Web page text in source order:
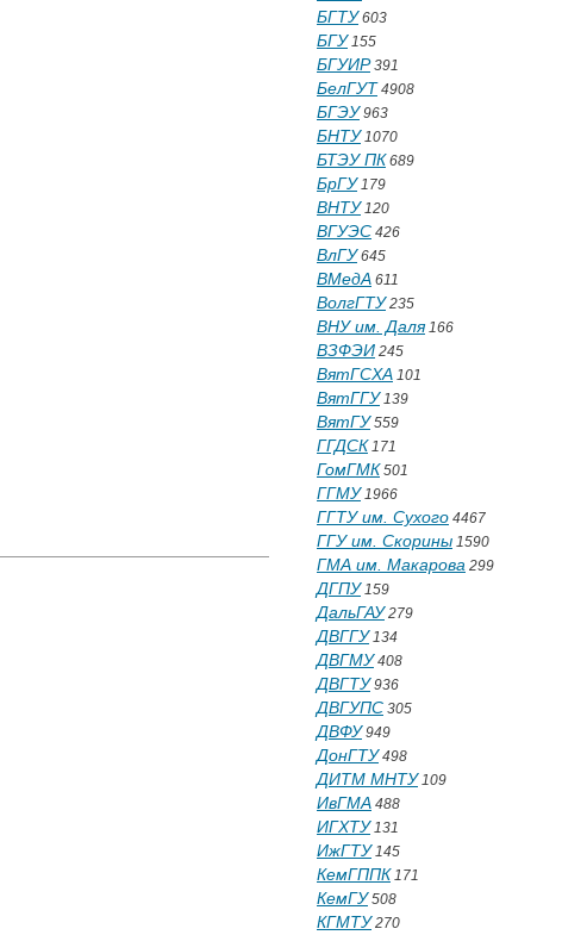
БГТУ603
БГУ155
БГУИР391
БелГУТ 4908
БГЭУ963
БНТУ1070
БТЭУ ПК 689
БрГУ179
ВНТУ120
ВГУЭС 426
ВлГУ645
ВМедА 611
ВолгГТУ235
ВНУ им. Даля166
ВЗФЭИ 245
ВятГСХА 101
ВятГГУ139
ВятГУ559
ГГДСК 171
ГомГМК 501
ГГМУ1966
ГГТУ им. Сухого 4467
ГГУ им. Скорины 1590
ГМА им. Макарова 299
ДГПУ159
ДальГАУ279
ДВГГУ134
ДВГМУ408
ДВГТУ936
ДВГУПС 305
ДВФУ949
ДонГТУ498
ДИТМ МНТУ109
ИвГМА 488
ИГХТУ131
ИжГТУ145
КемГППК 171
КемГУ508
КГМТУ270